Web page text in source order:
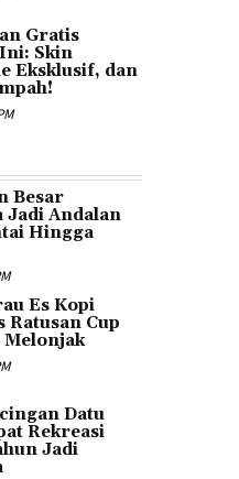
Gratis
Skin
Eksklusif, dan
Besar
Jadi Andalan
Hingga
Es Kopi
Ratusan Cup
Melonjak
Datu
Rekreasi
Jadi